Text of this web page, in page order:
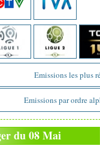
Emissions les plus
Emissions par ordre
du 08 Mai